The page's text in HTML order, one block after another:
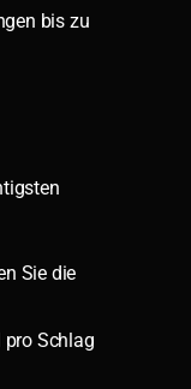
bis zu
Sie die
pro Schlag